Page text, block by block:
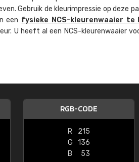
Gebruik de kleur­impressie op deze
een fysieke NCS-kleuren­waaier te
U heeft al een NCS-kleuren­waaier
RGB-CODE
R
215
G
136
B
53